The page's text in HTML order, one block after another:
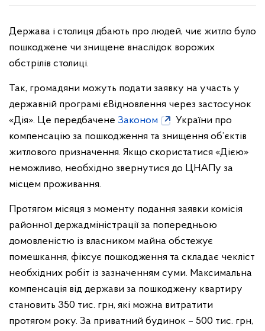
Держава і столиця дбають про людей, чиє житло було
пошкоджене чи знищене внаслідок ворожих
обстрілів столиці.
Так, громадяни можуть подати заявку на участь у
державній програмі єВідновлення через застосунок
«Дія». Це передбачене Законом
України про
компенсацію за пошкодження та знищення об’єктів
житлового призначення. Якщо скористатися «Дією»
неможливо, необхідно звернутися до ЦНАПу за
місцем проживання.
Протягом місяця з моменту подання заявки комісія
районної держадміністрації за попередньою
домовленістю із власником майна обстежує
помешкання, фіксує пошкодження та складає чекліст
необхідних робіт із зазначенням суми. Максимальна
компенсація від держави за пошкоджену квартиру
становить 350 тис. грн, які можна витратити
протягом року. За приватний будинок – 500 тис. грн,